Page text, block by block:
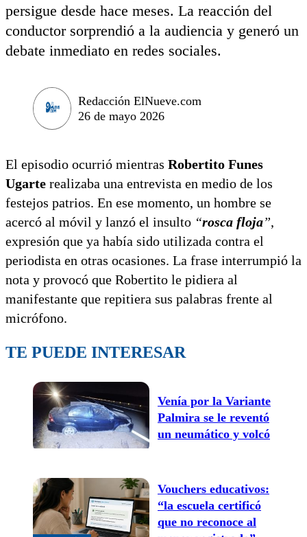
persigue desde hace meses. La reacción del
conductor sorprendió a la audiencia y generó un
debate inmediato en redes sociales.
Redacción ElNueve.com
26 de mayo 2026
El episodio ocurrió mientras Robertito Funes
Ugarte realizaba una entrevista en medio de los
festejos patrios. En ese momento, un hombre se
acercó al móvil y lanzó el insulto “rosca floja”,
expresión que ya había sido utilizada contra el
periodista en otras ocasiones. La frase interrumpió la
nota y provocó que Robertito le pidiera al
manifestante que repitiera sus palabras frente al
micrófono.
TE PUEDE INTERESAR
Venía por la Variante
Palmira se le reventó
un neumático y volcó
Vouchers educativos:
“la escuela certificó
que no reconoce al